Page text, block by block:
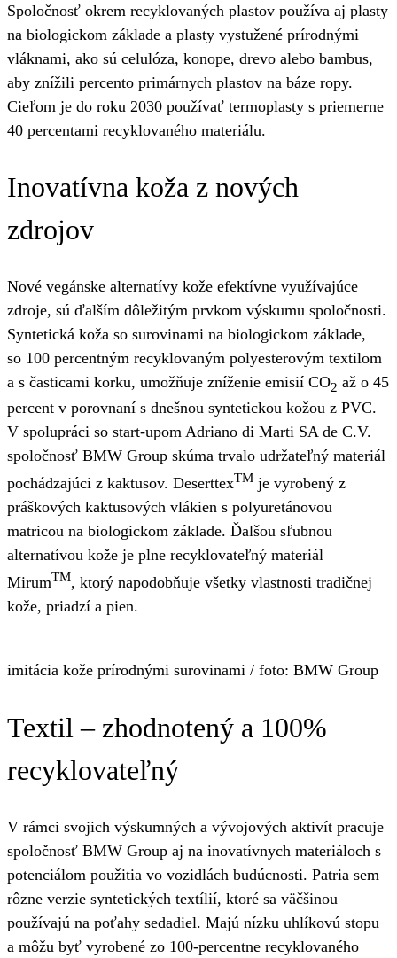
Spoločnosť okrem recyklovaných plastov používa aj plasty
na biologickom základe a plasty vystužené prírodnými
vláknami, ako sú celulóza, konope, drevo alebo bambus,
aby znížili percento primárnych plastov na báze ropy.
Cieľom je do roku 2030 používať termoplasty s priemerne
40 percentami recyklovaného materiálu.
Inovatívna koža z nových
zdrojov
Nové vegánske alternatívy kože efektívne využívajúce
zdroje, sú ďalším dôležitým prvkom výskumu spoločnosti.
Syntetická koža so surovinami na biologickom základe,
so 100 percentným recyklovaným polyesterovým textilom
a s časticami korku, umožňuje zníženie emisií CO2 až o 45
percent v porovnaní s dnešnou syntetickou kožou z PVC.
V spolupráci so start-upom Adriano di Marti SA de C.V.
spoločnosť BMW Group skúma trvalo udržateľný materiál
pochádzajúci z kaktusov. DeserttexTM je vyrobený z
práškových kaktusových vlákien s polyuretánovou
matricou na biologickom základe. Ďalšou sľubnou
alternatívou kože je plne recyklovateľný materiál
MirumTM, ktorý napodobňuje všetky vlastnosti tradičnej
kože, priadzí a pien.
imitácia kože prírodnými surovinami / foto: BMW Group
Textil – zhodnotený a 100%
recyklovateľný
V rámci svojich výskumných a vývojových aktivít pracuje
spoločnosť BMW Group aj na inovatívnych materiáloch s
potenciálom použitia vo vozidlách budúcnosti. Patria sem
rôzne verzie syntetických textílií, ktoré sa väčšinou
používajú na poťahy sedadiel. Majú nízku uhlíkovú stopu
a môžu byť vyrobené zo 100-percentne recyklovaného